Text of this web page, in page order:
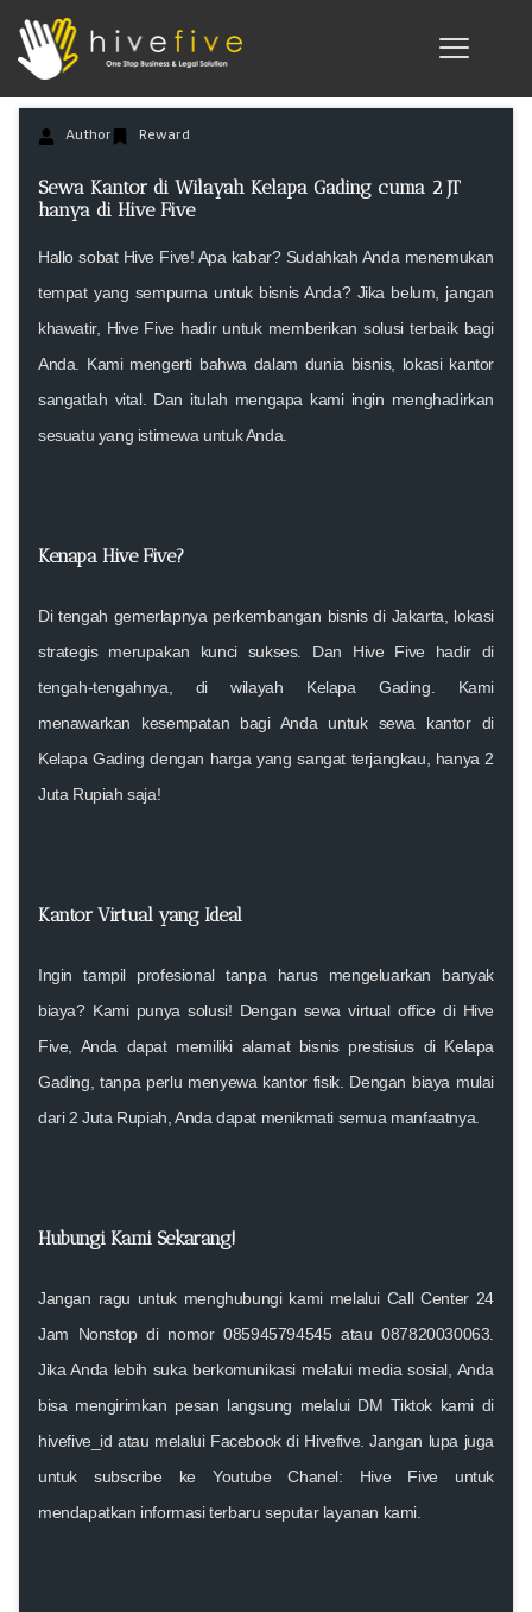
Author Reward
Sewa Kantor di Wilayah Kelapa Gading cuma 2 JT
hanya di Hive Five
Hallo sobat Hive Five! Apa kabar? Sudahkah Anda menemukan
tempat yang sempurna untuk bisnis Anda? Jika belum, jangan
khawatir, Hive Five hadir untuk memberikan solusi terbaik bagi
Anda. Kami mengerti bahwa dalam dunia bisnis, lokasi kantor
sangatlah vital. Dan itulah mengapa kami ingin menghadirkan
sesuatu yang istimewa untuk Anda.
Kenapa Hive Five?
Di tengah gemerlapnya perkembangan bisnis di Jakarta, lokasi
strategis merupakan kunci sukses. Dan Hive Five hadir di
tengah-tengahnya, di wilayah Kelapa Gading. Kami
menawarkan kesempatan bagi Anda untuk sewa kantor di
Kelapa Gading dengan harga yang sangat terjangkau, hanya 2
Juta Rupiah saja!
Kantor Virtual yang Ideal
Ingin tampil profesional tanpa harus mengeluarkan banyak
biaya? Kami punya solusi! Dengan sewa virtual office di Hive
Five , Anda dapat memiliki alamat bisnis prestisius di Kelapa
Gading, tanpa perlu menyewa kantor fisik. Dengan biaya mulai
dari 2 Juta Rupiah, Anda dapat menikmati semua manfaatnya.
Hubungi Kami Sekarang!
Jangan ragu untuk menghubungi kami melalui Call Center 24
Jam Nonstopdi nomor085945794545atau087820030063
Jika Anda lebih suka berkomunikasi melalui media sosial, Anda
bisa mengirimkan pesan langsung melalui DM Tiktok kami di
hivefive_id atau melalui Facebook di Hivefive . Jangan lupa juga
untuksubscribe ke Youtube Chanel: Hive Five untuk
mendapatkan informasi terbaru seputar layanan kami.